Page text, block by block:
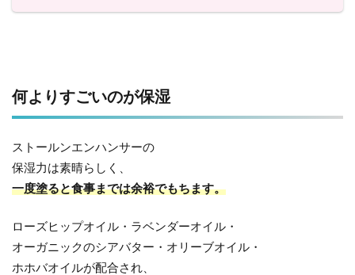
何よりすごいのが保湿
ストールンエンハンサーの
保湿力は素晴らしく、
一度塗ると食事までは余裕でもちます。
ローズヒップオイル・ラベンダーオイル・
オーガニックのシアバター・オリーブオイル・
ホホバオイルが配合され、